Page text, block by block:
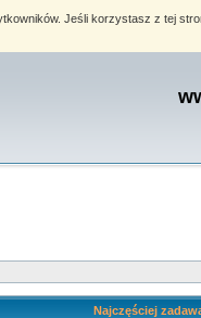
Jeśli korzystasz z tej
Najczęściej